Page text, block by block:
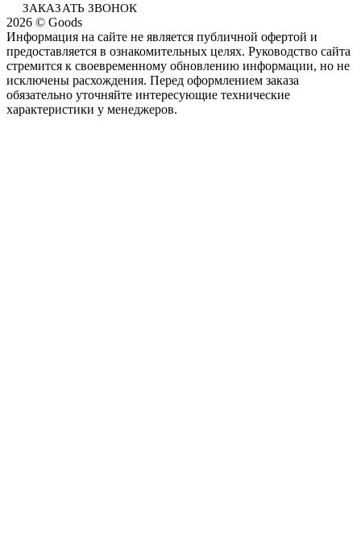
ЗАКАЗАТЬ ЗВОНОК
2026 © Goods
Информация на сайте не является публичной офертой и
предоставляется в ознакомительных целях. Руководство сайта
стремится к своевременному обновлению информации, но не
исключены расхождения. Перед оформлением заказа
обязательно уточняйте интересующие технические
характеристики у менеджеров.